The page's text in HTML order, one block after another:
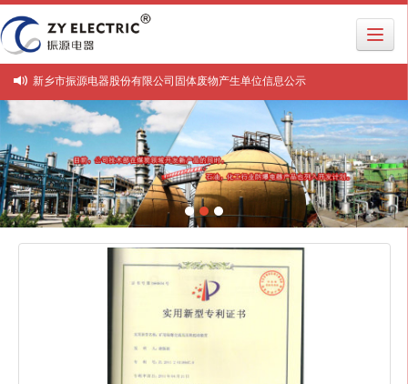
新乡市振源电器股份有限公司固体废物产生单位信息公示